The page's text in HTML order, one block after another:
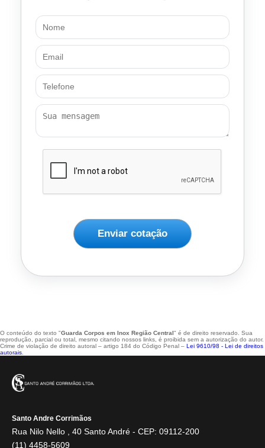
Enviar cotação
O conteúdo do texto "Guarda Corpos em Inox Região Central" é de direito reservado. Sua
reprodução, parcial ou total, mesmo citando nossos links, é proibida sem a autorização do autor.
Crime de violação de direito autoral – artigo 184 do Código Penal – Lei 9610/98 - Lei de direitos
autorais
Santo Andre Corrimãos
Rua Nilo Nello , 40 Santo André - CEP: 09112-200
(11) 4458-5609